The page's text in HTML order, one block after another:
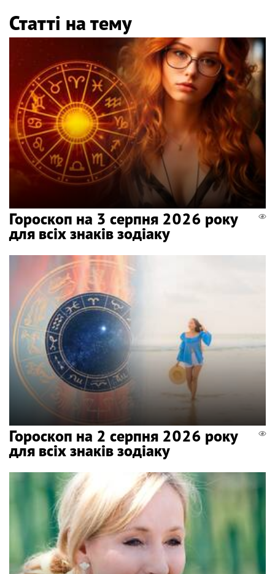
Статті на тему
Гороскоп на 3 серпня 2026 року
для всіх знаків зодіаку
Гороскоп на 2 серпня 2026 року
для всіх знаків зодіаку